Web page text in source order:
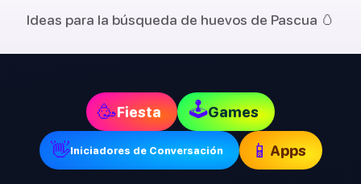
Ideas para la búsqueda de huevos de Pascua 🥚
🥳Fiesta 🕹Games
👋Iniciadores de Conversación 📱 Apps